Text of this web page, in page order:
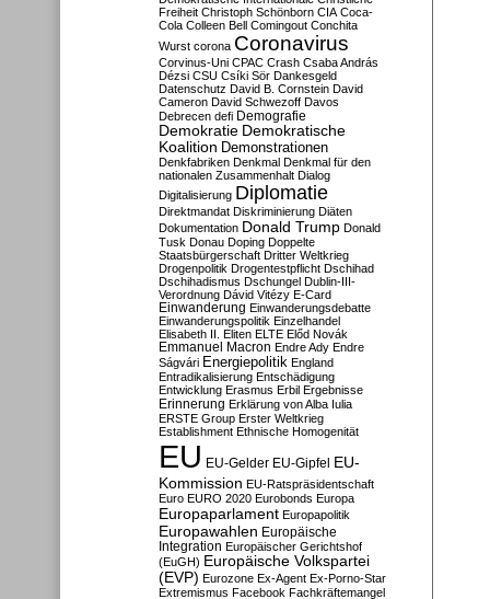
Freiheit Christoph Schönborn CIA Coca-
Cola Colleen Bell Comingout Conchita
Wurst corona Coronavirus
Corvinus-Uni CPAC Crash Csaba András
Dézsi CSU Csíki Sör Dankesgeld
Datenschutz David B. Cornstein David
Cameron David Schwezoff Davos
Debrecen defi Demografie
Demokratie Demokratische
Koalition Demonstrationen
Denkfabriken Denkmal Denkmal für den
nationalen Zusammenhalt Dialog
Digitalisierung Diplomatie
Direktmandat Diskriminierung Diäten
Dokumentation Donald Trump Donald
Tusk Donau Doping Doppelte
Staatsbürgerschaft Dritter Weltkrieg
Drogenpolitik Drogentestpflicht Dschihad
Dschihadismus Dschungel Dublin-III-
Verordnung Dávid Vitézy E-Card
Einwanderung Einwanderungsdebatte
Einwanderungspolitik Einzelhandel
Elisabeth II. Eliten ELTE Előd Novák
Emmanuel Macron Endre Ady Endre
Ságvári Energiepolitik England
Entradikalisierung Entschädigung
Entwicklung Erasmus Erbil Ergebnisse
Erinnerung Erklärung von Alba Iulia
ERSTE Group Erster Weltkrieg
Establishment Ethnische Homogenität
EU EU-Gelder EU-Gipfel EU-
Kommission EU-Ratspräsidentschaft
Euro EURO 2020 Eurobonds Europa
Europaparlament Europapolitik
Europawahlen Europäische
Integration Europäischer Gerichtshof
(EuGH) Europäische Volkspartei
(EVP) Eurozone Ex-Agent Ex-Porno-Star
Extremismus Facebook Fachkräftemangel